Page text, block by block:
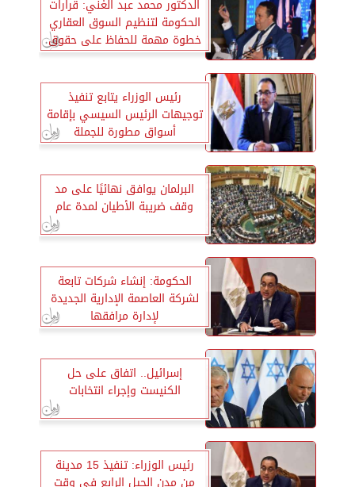
الدكتور محمد عبد الغني: قرارات
الحكومة لتنظيم السوق العقاري
خطوة مهمة للحفاظ على حقوق
العملاء
رئيس الوزراء يتابع تنفيذ
توجيهات الرئيس السيسي بإقامة
أسواق مطورة للجملة
بالمحافظات
البرلمان يوافق نهائيًا على مد
وقف ضريبة الأطيان لمدة عام
الحكومة: إنشاء شركات تابعة
لشركة العاصمة الإدارية الجديدة
لإدارة مرافقها
إسرائيل.. اتفاق على حل
الكنيست وإجراء انتخابات
رئيس الوزراء: تنفيذ 15 مدينة
من مدن الجيل الرابع في وقت